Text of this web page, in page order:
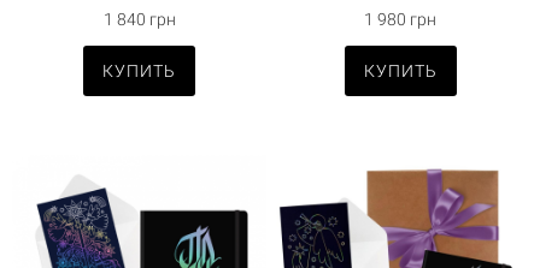
1 840 грн
КУПИТЬ
1 980 грн
КУПИТЬ